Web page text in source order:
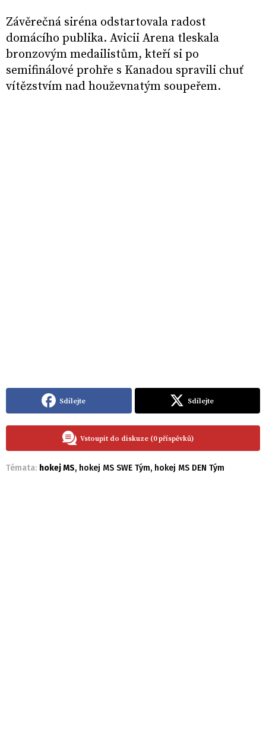
Závěrečná siréna odstartovala radost
domácího publika. Avicii Arena tleskala
bronzovým medailistům, kteří si po
semifinálové prohře s Kanadou spravili chuť
vítězstvím nad houževnatým soupeřem.
Sdílejte Sdílejte
Vstoupit do diskuze (0 příspěvků)
Témata: hokej MS, hokej MS SWE Tým, hokej MS DEN Tým